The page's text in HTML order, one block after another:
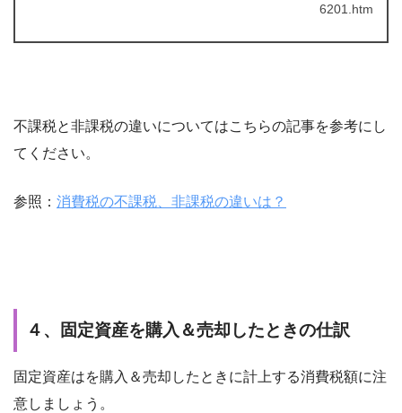
6201.htm
不課税と非課税の違いについてはこちらの記事を参考にし
てください。
参照： 消費税の不課税、非課税の違いは？
４、固定資産を購入＆売却したときの仕訳
固定資産はを購入＆売却したときに計上する消費税額に注
意しましょう。